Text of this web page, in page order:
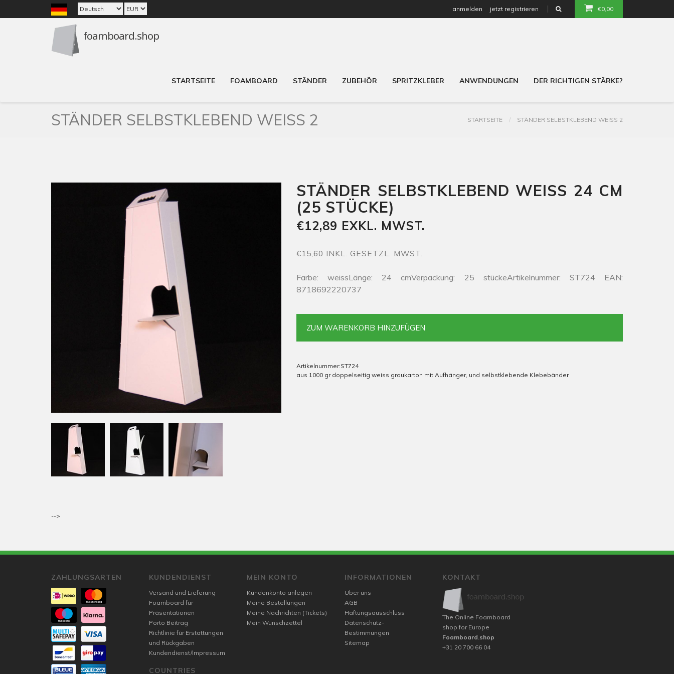
anmelden jetzt registrieren €0,00
STARTSEITE FOAMBOARD STÄNDER ZUBEHÖR SPRITZKLEBER ANWENDUNGEN DER RICHTIGEN STÄRKE?
STÄNDER SELBSTKLEBEND WEISS 2 STARTSEITE STÄNDER SELBSTKLEBEND WEISS 2
STÄNDER SELBSTKLEBEND WEISS 24 CM
(25 STÜCKE)
€12,89 EXKL. MWST.
€15,60 INKL. GESETZL. MWST.
Farbe: weissLänge: 24 cmVerpackung: 25 stückeArtikelnummer: ST724 EAN:
8718692220737
ZUM WARENKORB HINZUFÜGEN
Artikelnummer:ST724
aus 1000 gr doppelseitig weiss graukarton mit Aufhänger, und selbstklebende Klebebänder
-->
ZAHLUNGSARTEN KUNDENDIENST
Versand und Lieferung
Foamboard für
Präsentationen
Porto Beitrag
Richtlinie für Erstattungen
und Rückgaben
Kundendienst/Impressum
COUNTRIES
MEIN KONTO
Kundenkonto anlegen
Meine Bestellungen
Meine Nachrichten (Tickets)
Mein Wunschzettel
INFORMATIONEN
Über uns
AGB
Haftungsausschluss
Datenschutz-
Bestimmungen
Sitemap
KONTAKT
The Online Foamboard
shop for Europe
Foamboard.shop
+31 20 700 66 04